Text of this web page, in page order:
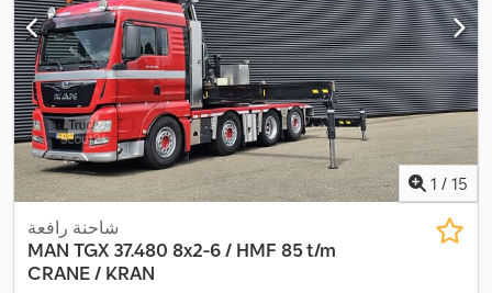
1 / 15
شاحنة رافعة
MAN TGX 37.480 8x2-6 / HMF 85 t/m
CRANE / KRAN